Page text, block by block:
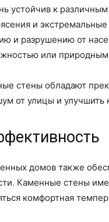
устойчив к
и
и разрушению от
или
стены обладают
от улицы и улучшить
домов также
Каменные стены
комфортная